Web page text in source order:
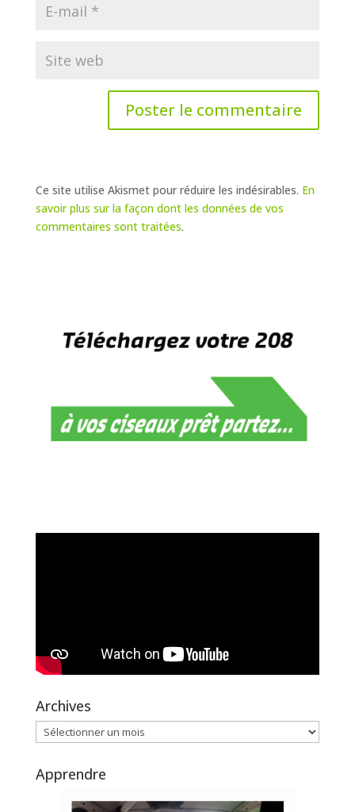
Ce site utilise Akismet pour réduire les indésirables. En
savoir plus sur la façon dont les données de vos
commentaires sont traitées.
Archives
Archives
Apprendre